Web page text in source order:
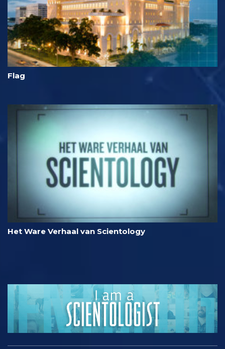
Flag
Het Ware Verhaal van Scientology